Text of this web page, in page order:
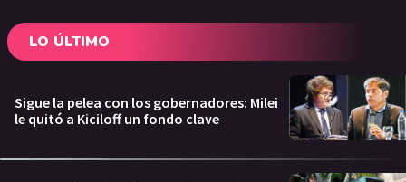
LO ÚLTIMO
Sigue la pelea con los gobernadores: Milei
le quitó a Kiciloff un fondo clave